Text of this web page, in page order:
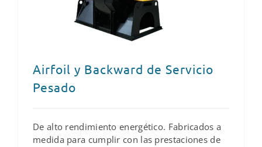
Airfoil y Backward de Servicio
Pesado
De alto rendimiento energético. Fabricados a
medida para cumplir con las prestaciones de